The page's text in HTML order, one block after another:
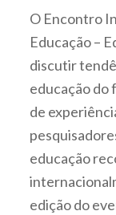
O Encontro
Educação –
discutir
educação do
de
educação
edição do